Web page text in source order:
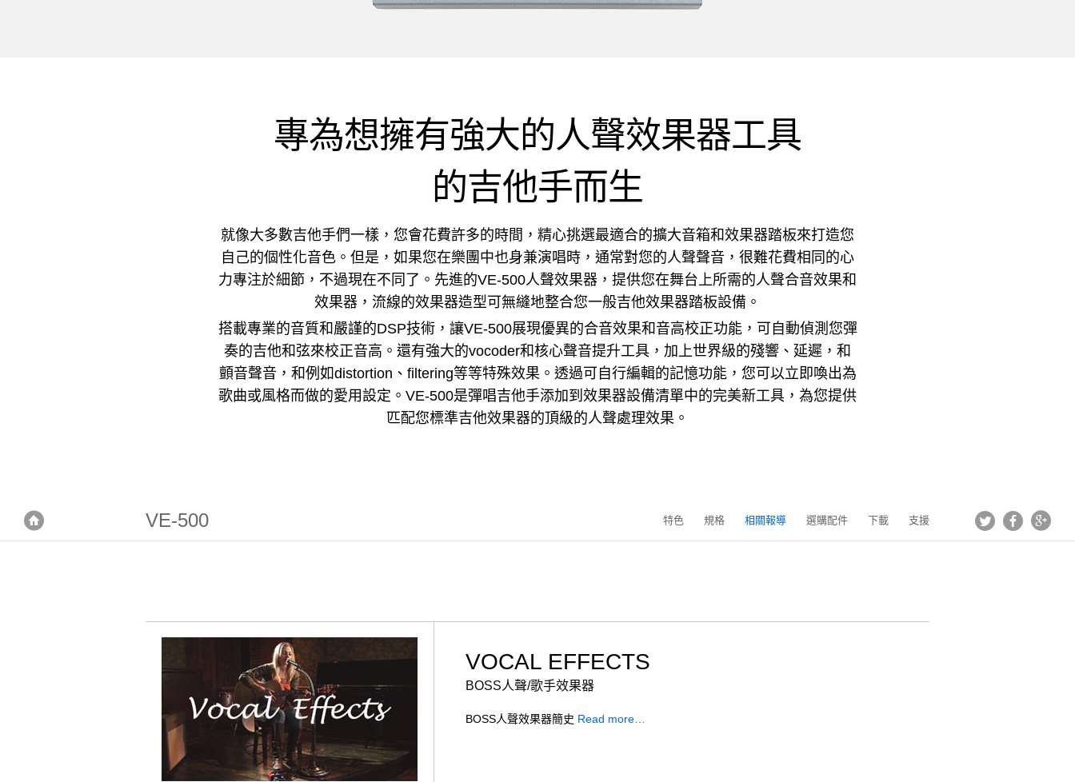
專為想擁有強大的人聲效果器工具
的吉他手而生
就像大多數吉他手們一樣，您會花費許多的時間，精心挑選最適合的擴大音箱和效果器踏板來打造您
自己的個性化音色。但是，如果您在樂團中也身兼演唱時，通常對您的人聲聲音，很難花費相同的心
力專注於細節，不過現在不同了。先進的VE-500人聲效果器，提供您在舞台上所需的人聲合音效果和
效果器，流線的效果器造型可無縫地整合您一般吉他效果器踏板設備。
搭載專業的音質和嚴謹的DSP技術，讓VE-500展現優異的合音效果和音高校正功能，可自動偵測您彈
奏的吉他和弦來校正音高。還有強大的vocoder和核心聲音提升工具，加上世界級的殘響、延遲，和
顫音聲音，和例如distortion、filtering等等特殊效果。透過可自行編輯的記憶功能，您可以立即喚出為
歌曲或風格而做的愛用設定。VE-500是彈唱吉他手添加到效果器設備清單中的完美新工具，為您提供
匹配您標準吉他效果器的頂級的人聲處理效果。
VE-500 特色 規格 相關報導 選購配件 下載 支援 Tweet Facebook
VOCAL EFFECTS
BOSS人聲/歌手效果器
BOSS人聲效果器簡史 Read more…